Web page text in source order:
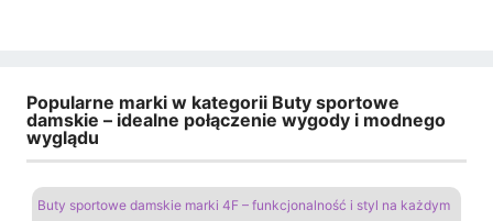
Popularne marki w kategorii Buty sportowe
damskie – idealne połączenie wygody i modnego
wyglądu
Buty sportowe damskie marki 4F – funkcjonalność i styl na każdym